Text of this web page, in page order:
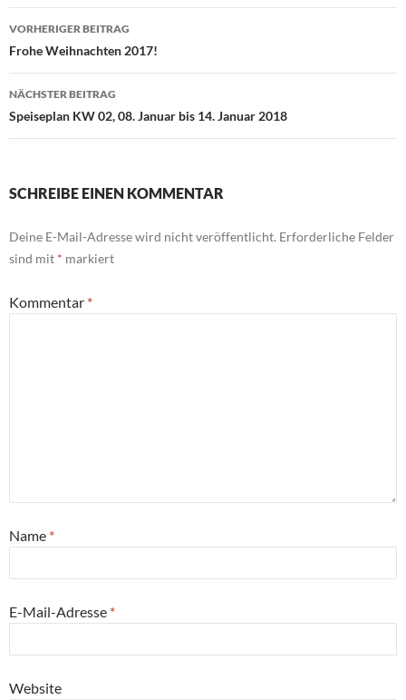
Beitragsnavigation
VORHERIGER BEITRAG
Frohe Weihnachten 2017!
NÄCHSTER BEITRAG
Speiseplan KW 02, 08. Januar bis 14. Januar 2018
SCHREIBE EINEN KOMMENTAR
Deine E-Mail-Adresse wird nicht veröffentlicht. Erforderliche Felder
sind mit * markiert
Kommentar *
Name *
E-Mail-Adresse *
Website